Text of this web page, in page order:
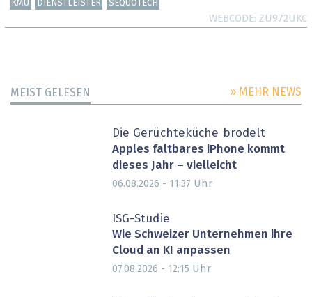
KMU DIENSTLEISTER SEQUOTECH
WEBCODE ZU972UKC
MEIST GELESEN » MEHR NEWS
Die Gerüchteküche brodelt
Apples faltbares iPhone kommt
dieses Jahr – vielleicht
06.08.2026 - 11:37 Uhr
ISG-Studie
Wie Schweizer Unternehmen ihre
Cloud an KI anpassen
07.08.2026 - 12:15 Uhr